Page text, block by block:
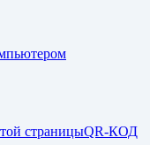
QR-КОД